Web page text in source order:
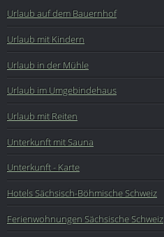
Urlaub auf dem Bauernhof
Urlaub mit Kindern
Urlaub in der Mühle
Urlaub im Umgebindehaus
Urlaub mit Reiten
Unterkunft mit Sauna
Unterkunft - Karte
Hotels Sächsisch-Böhmische Schweiz
Ferienwohnungen Sächsische Schweiz